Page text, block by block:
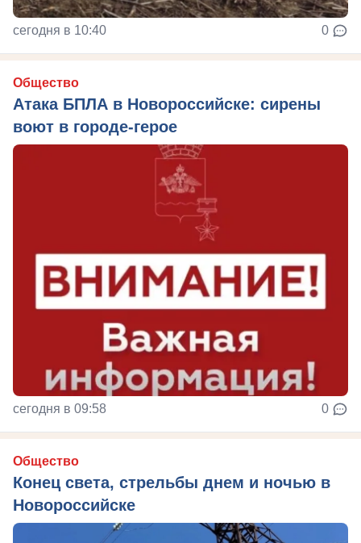
сегодня в 10:40 0
Общество
Атака БПЛА в Новороссийске: сирены
воют в городе-герое
сегодня в 09:58 0
Общество
Конец света, стрельбы днем и ночью в
Новороссийске